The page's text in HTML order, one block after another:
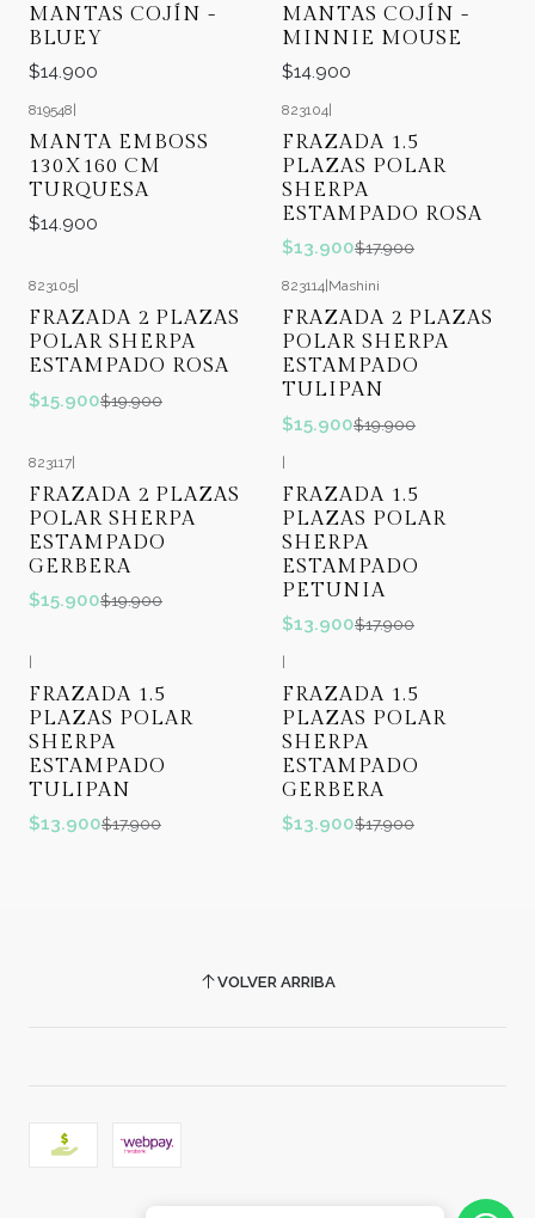
MANTAS COJÍN -
BLUEY
$14.900
MANTAS COJÍN -
MINNIE MOUSE
$14.900
819548|
MANTA EMBOSS
130X160 CM
TURQUESA
$14.900
823104|
FRAZADA 1.5
PLAZAS POLAR
SHERPA
ESTAMPADO ROSA
$13.900$17.900
823105
FRAZADA 2 PLAZAS
POLAR SHERPA
ESTAMPADO ROSA
$15.900$19.900
823114 Mashini
FRAZADA 2 PLAZAS
POLAR SHERPA
ESTAMPADO
TULIPAN
$15.900$19.900
823117|
FRAZADA 2 PLAZAS
POLAR SHERPA
ESTAMPADO
GERBERA
$15.900$19.900
|
FRAZADA 1.5
PLAZAS POLAR
SHERPA
ESTAMPADO
PETUNIA
$13.900$17.900
FRAZADA 1.5
PLAZAS POLAR
SHERPA
ESTAMPADO
TULIPAN
$13.900$17.900
FRAZADA 1.5
PLAZAS POLAR
SHERPA
ESTAMPADO
GERBERA
$13.900$17.900
VOLVER ARRIBA